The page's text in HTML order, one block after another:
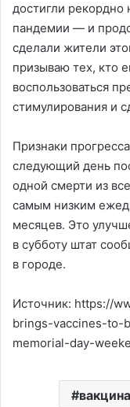
достигли рекордно
пандемии — и
сделали жители
призываю тех, кто
воспользоваться
стимулирования и
Признаки
следующий день
одной смерти из
самым низким
месяцев. Это
в субботу штат
в городе.
Источник: https://
brings-vaccines-to-
memorial-day-